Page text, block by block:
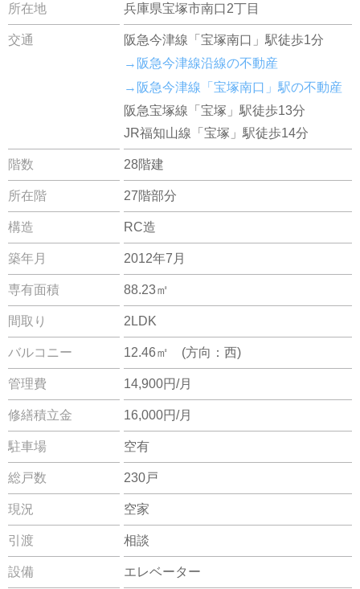
所在地 兵庫県宝塚市南口2丁目
交通
阪急今津線「宝塚南口」駅徒歩1分
→阪急今津線沿線の不動産
→阪急今津線「宝塚南口」駅の不動産
阪急宝塚線「宝塚」駅徒歩13分
JR福知山線「宝塚」駅徒歩14分
階数 28階建
所在階 27階部分
構造 RC造
築年月 2012年7月
専有面積 88.23㎡
間取り 2LDK
バルコニー 12.46㎡ (方向：西)
管理費 14,900円/月
修繕積立金 16,000円/月
駐車場 空有
総戸数 230戸
現況 空家
引渡 相談
設備 エレベーター